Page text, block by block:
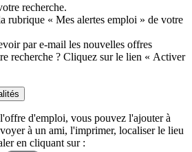
recherche.
rubrique « Mes alertes emploi » de votre
par e-mail les nouvelles offres
recherche ? Cliquez sur le lien « Activer
d'emploi, vous pouvez l'ajouter à
à un ami, l'imprimer, localiser le lieu
en cliquant sur :